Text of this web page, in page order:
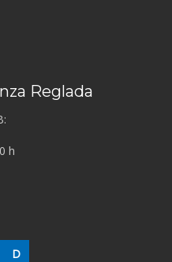
Reglada
h
D